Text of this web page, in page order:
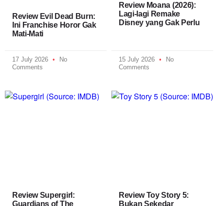
Review Evil Dead Burn:
Ini Franchise Horor Gak
Mati-Mati
17 July 2026
No
Comments
Review Moana (2026):
Lagi-lagi Remake
Disney yang Gak Perlu
15 July 2026
No
Comments
Review Supergirl:
Guardians of The
Review Toy Story 5:
Bukan Sekedar